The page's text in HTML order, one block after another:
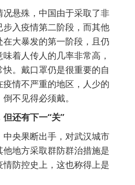
悬殊，中国由于采取了非
入疫情第二阶段，而其他
大暴发的第一阶段，且仍
着人传人的几率非常高，
。戴口罩仍是很重要的自
情不严重的地区，人少的
不见得必须戴。
还有下一“关”
央果断出手，对武汉城市
地方采取群防群治措施是
防控史上，这也称得上是